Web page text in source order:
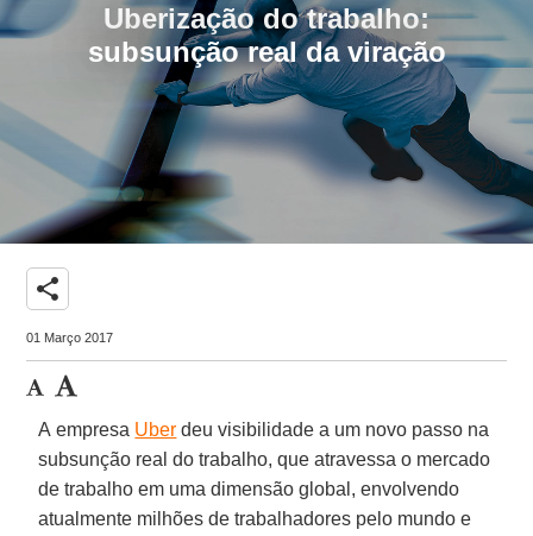
Uberização do trabalho:
subsunção real da viração
share
01 Março 2017
A empresa Uber deu visibilidade a um novo passo na
subsunção real do trabalho, que atravessa o mercado
de trabalho em uma dimensão global, envolvendo
atualmente milhões de trabalhadores pelo mundo e